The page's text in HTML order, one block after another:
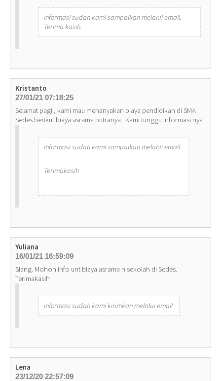
Informasi sudah kami sampaikan melalui email.
Terima kasih.
Kristanto
27/01/21 07:18:25
Selamat pagi , kami mau menanyakan biaya pendidikan di SMA
Sedes berikut biaya asrama putranya . Kami tunggu informasi nya
informasi sudah kami sampaikan melalui email.
Terimakasih
Yuliana
16/01/21 16:59:09
Siang. Mohon info unt biaya asrama n sekolah di Sedes.
Terimakasih
informasi sudah kami kirimkan melalui email
Lena
23/12/20 22:57:09